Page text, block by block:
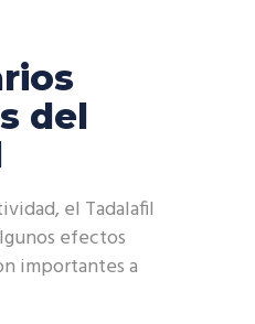
del
el Tadalafil
efectos
importantes a